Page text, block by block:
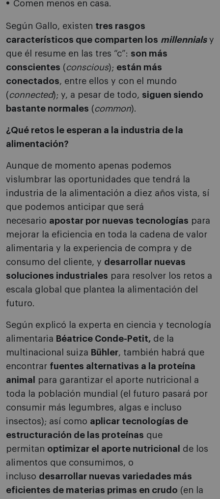
Comen menos en casa.
Según Gallo, existen tres rasgos
característicos que comparten los millennialsy
que él resume en las tres “c”: son más
conscientes (conscious); están más
conectados, entre ellos y con el mundo
(connected); y, a pesar de todo, siguen siendo
bastante normales (common).
¿Qué retos le esperan a la industria de la
alimentación?
Aunque de momento apenas podemos
vislumbrar las oportunidades que tendrá la
industria de la alimentación a diez años vista, sí
que podemos anticipar que será
necesario apostar por nuevas tecnologías para
mejorar la eficiencia en toda la cadena de valor
alimentaria y la experiencia de compra y de
consumo del cliente, y desarrollar nuevas
soluciones industriales para resolver los retos a
escala global que plantea la alimentación del
futuro.
Según explicó la experta en ciencia y tecnología
alimentaria Béatrice Conde-Petit, de la
multinacional suiza Bühler, también habrá que
encontrar fuentes alternativas a la proteína
animal
para garantizar el aporte nutricional a
toda la población mundial (el futuro pasará por
consumir más legumbres, algas e incluso
insectos); así como aplicar tecnologías de
estructuración de las proteínas que
permitan optimizar el aporte nutricional
de los
alimentos que consumimos, o
incluso desarrollar nuevas variedades más
eficientes de materias primas en crudo (en la